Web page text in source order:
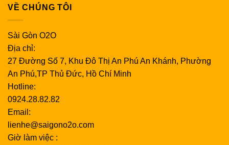
VỀ CHÚNG TÔI
Sài Gòn O2O
Địa chỉ:
27 Đường Số 7, Khu Đô Thị An Phú An Khánh, Phường
An Phú,TP Thủ Đức, Hồ Chí Minh
Hotline:
0924.28.82.82
Email:
lienhe@saigono2o.com
Giờ làm việc :